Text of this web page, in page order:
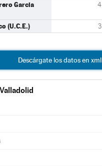
Garcia
4
(U.C.E.) 3
Descárgate los datos en xml